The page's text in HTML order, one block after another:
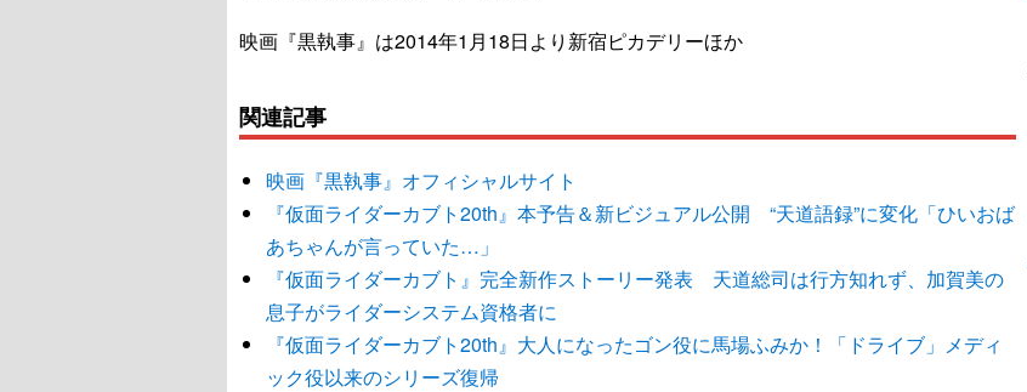
映画『黒執事』は2014年1月18日より新宿ピカデリーほか
関連記事
映画『黒執事』オフィシャルサイト
『仮面ライダーカブト20th』本予告＆新ビジュアル公開 “天道語録”に変化「ひいおば
あちゃんが言っていた…」
『仮面ライダーカブト』完全新作ストーリー発表 天道総司は行方知れず、加賀美の
息子がライダーシステム資格者に
『仮面ライダーカブト20th』大人になったゴン役に馬場ふみか！「ドライブ」メディ
ック役以来のシリーズ復帰